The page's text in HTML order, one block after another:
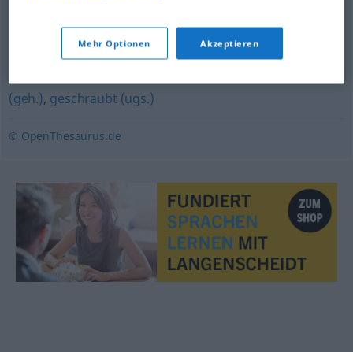
künstlich,unnatürlich,gespreizt,preziös (geh.)
aufgesetzt,gekünstelt,gewunden
(geh.), geschraubt (ugs.)
© OpenThesaurus.de
Mehr Optionen Akzeptieren